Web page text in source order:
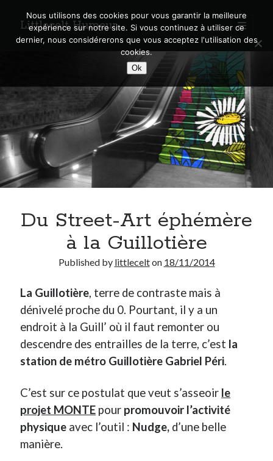
Littlecelt Humeur
open
primary
menu
Sidebar
Derniers articles
Municipales 2026 : Lyon, Métropole et Caluire, mon choix pour l’avenir
Quel Lyonnais es-tu, Renaud Ducher ?
A quand une véritable place pour le vélo à Caluire dans la Métropole de
Comment je vis ma vie sur un vélo
Derniers Commentaires
Entretien ménagerdans
T’as vu quoi ? #52
JFdansC’était pas mieux avant… à Lyon
littlecelt
dans Comment j’ai opéré ma vélorution toute personnelle
personnelle
Commentaires récents
Du Street-Art éphémère
à la Guillotière
Published by littlecelton 18/11/2014
La Guillotière, terre de contraste mais à
dénivelé proche du 0. Pourtant, il y a un
endroit à la Guill’ où il faut remonter ou
descendre des entrailles de la terre, c’est la
station de métro Guillotière Gabriel Péri.
C’est sur ce postulat que veut s’asseoir le
projet MONTE pour promouvoir l’activité
physique avec l’outil : Nudge, d’une belle
manière.
Nous utilisons des cookies pour vous garantir la meilleure
expérience sur notre site. Si vous continuez à utiliser ce
dernier, nous considérerons que vous acceptez l'utilisation des
cookies.
Ok